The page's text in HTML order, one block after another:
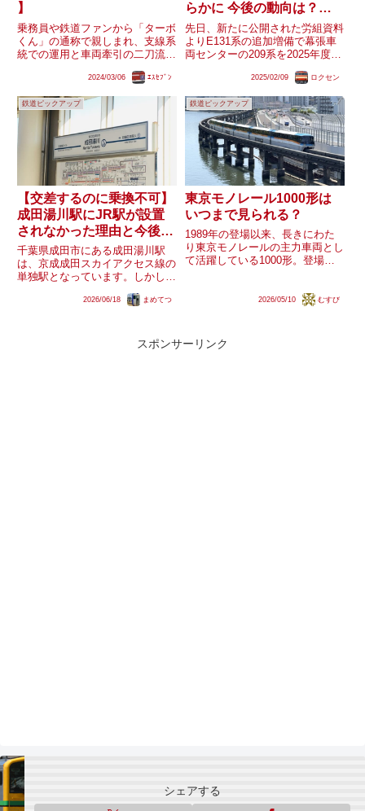
】
乗務員や鉄道ファンから「ターボ
くん」の通称で親しまれ、支線系
統での運用と車両牽引の二刀流で
2024年度から同車と3500形の事
入が予定されています。3500形
と異なり366...
2024/03/06 ｴｽｾﾌﾞﾝ
らかに 今後の動向は？【
#209系の日 】
先日、新たに公開された労組資料
よりE131系の追加増備で幕張車
両センターの209系を2025年度か
りました。既に報道や労組資料か
ることが明らかとなっており、そ
れに続きE131系の...
2025/02/09 ロクセン
鉄道ピックアップ
【交差するのに乗換不可】
成田湯川駅にJR駅が設置
されなかった理由と今後の
展望は
千葉県成田市にある成田湯川駅
は、京成成田スカイアクセス線の
単独駅となっています。しかし同
クセス線の真下をJR成田線我孫
ん。現在、成田線我孫子支線と成
2026/06/18 まめてつ
鉄道ピックアップ
東京モノレール1000形は
いつまで見られる？
1989年の登場以来、長きにわた
り東京モノレールの主力車両とし
て活躍している1000形。登場か
しています。2014年からは新型
2026/05/10 むすび
スポンサーリンク
シェアする